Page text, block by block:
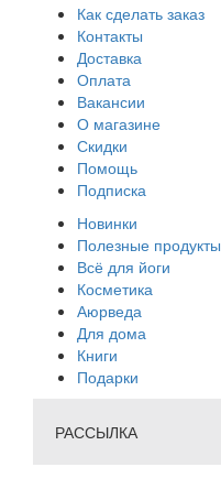
Как сделать заказ
Контакты
Доставка
Оплата
Вакансии
О магазине
Скидки
Помощь
Подписка
Новинки
Полезные продукты
Всё для йоги
Косметика
Аюрведа
Для дома
Книги
Подарки
РАССЫЛКА